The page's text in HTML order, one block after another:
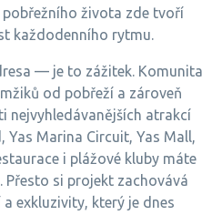
života zde tvoří
každodenního rytmu.
— je to zážitek. Komunita
od pobřeží a zároveň
nejvyhledávanějších atrakcí
Yas Marina Circuit, Yas Mall,
i plážové kluby máte
Přesto si projekt zachovává
exkluzivity, který je dnes